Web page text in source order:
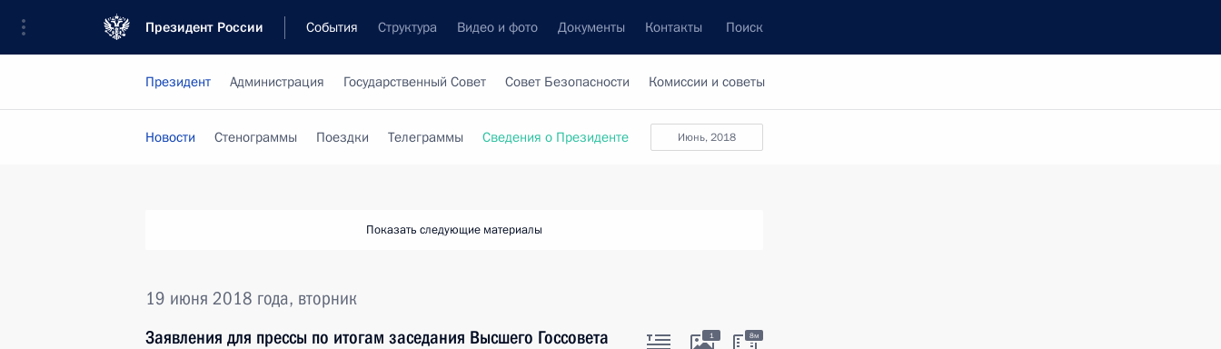
Президент России События Структура Видео и фото Документы Контакты Поиск
Президент Администрация Государственный Совет Совет Безопасности Комиссии и советы
июнь, 2018
Новости Стенограммы Поездки Телеграммы Сведения о Президенте
Показать следующие материалы
19 июня 2018 года, вторник
Заявления для прессы по итогам заседания Высшего Госсовета
1 8м